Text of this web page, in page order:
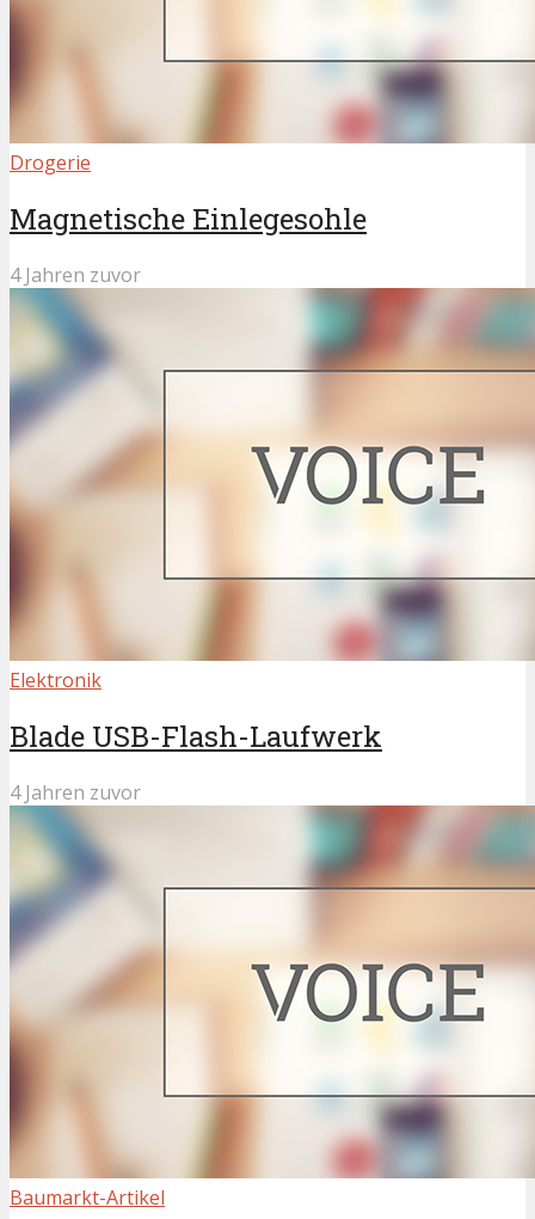
Drogerie
Magnetische Einlegesohle
4 Jahren zuvor
Elektronik
Blade USB-Flash-Laufwerk
4 Jahren zuvor
Baumarkt-Artikel